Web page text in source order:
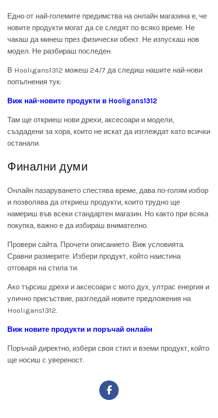
Едно от най-големите предимства на онлайн магазина е, че
новите продукти могат да се следят по всяко време. Не
чакаш да минеш през физически обект. Не изпускаш нов
модел. Не разбираш последен.
В Hooligans1312 можеш 24/7 да следиш нашите най-нови
попълнения тук:
Виж най-новите продукти в Hooligans1312
Там ще откриеш нови дрехи, аксесоари и модели,
създадени за хора, които не искат да изглеждат като всички
останали.
Финални думи
Онлайн пазаруването спестява време, дава по-голям избор
и позволява да откриеш продукти, които трудно ще
намериш във всеки стандартен магазин. Но както при всяка
покупка, важно е да избираш внимателно.
Провери сайта. Прочети описанието. Виж условията.
Сравни размерите. Избери продукт, който наистина
отговаря на стила ти.
Ако търсиш дрехи и аксесоари с мото дух, ултрас енергия и
улично присъствие, разгледай новите предложения на
Hooligans1312.
Виж новите продукти и поръчай онлайн
Поръчай директно, избери своя стил и вземи продукт, който
ще носиш с увереност.